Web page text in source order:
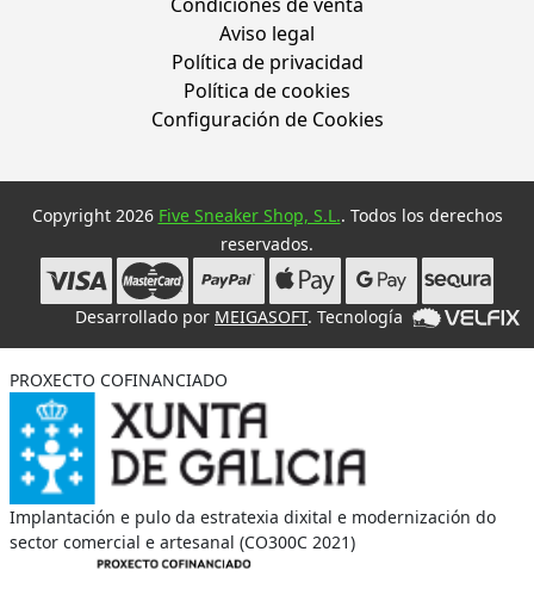
Aviso legal
Política de privacidad
Política de cookies
Configuración de Cookies
Copyright 2026 Five Sneaker Shop, S.L.. Todos los derechos
reservados.
Desarrollado por MEIGASOFT. Tecnología
PROXECTO COFINANCIADO
Implantación e pulo da estratexia dixital e modernización do
sector comercial e artesanal (CO300C 2021)